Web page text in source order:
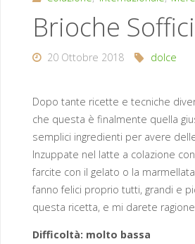
Brioche
20 Ottobre 2018 dolce
Dopo tante ricette e tecniche
che questa è finalmente quella
semplici ingredienti per avere
Inzuppate nel latte a colazione
farcite con il gelato o la
fanno felici proprio tutti, grandi e
questa ricetta, e mi darete
Difficoltà: molto bassa